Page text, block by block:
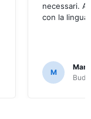
necessari.
con la
M